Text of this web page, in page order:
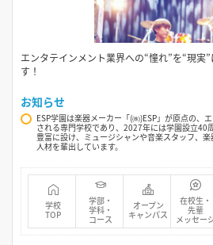
エンタテインメント業界への“憧れ”を“現実
す！
お知らせ
ESP学園は楽器メーカー「(㈱)ESP」が原点の、
される専門学校であり、2027年には学園設立40
豊富に設け、ミュージシャンや音楽スタッフ、
人材を輩出しています。
学校
TOP
学部・
学科・
コース
オープン
キャンパス
在校生・
先輩
メッセー